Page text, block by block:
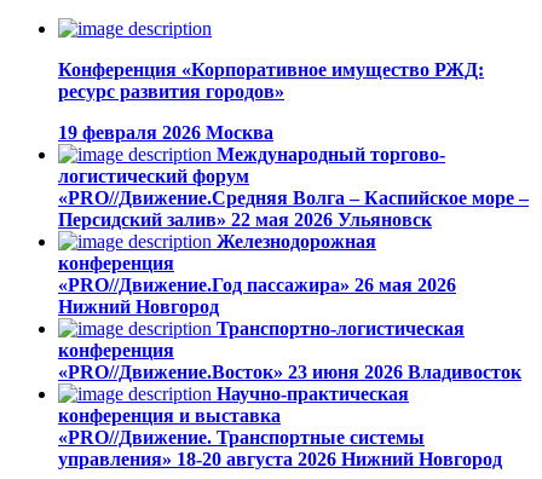
Конференция «Корпоративное имущество РЖД:
ресурс развития городов»
19 февраля 2026 Москва
Международный торгово-
логистический форум
«PRO//Движение.Средняя Волга – Каспийское море –
Персидский залив» 22 мая 2026 Ульяновск
Железнодорожная
конференция
«PRO//Движение.Год пассажира» 26 мая 2026
Нижний Новгород
Транспортно-логистическая
конференция
«PRO//Движение.Восток» 23 июня 2026 Владивосток
Научно-практическая
конференция и выставка
«PRO//Движение. Транспортные системы
управления» 18-20 августа 2026 Нижний Новгород